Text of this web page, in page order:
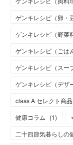
ゲンキレシピ（卵・
ゲンキレシピ（野菜
ゲンキレシピ（ごは
ゲンキレシピ（スー
ゲンキレシピ（デザ
class A セレクト商品
健康コラム (1)
二十四節気暮らしの